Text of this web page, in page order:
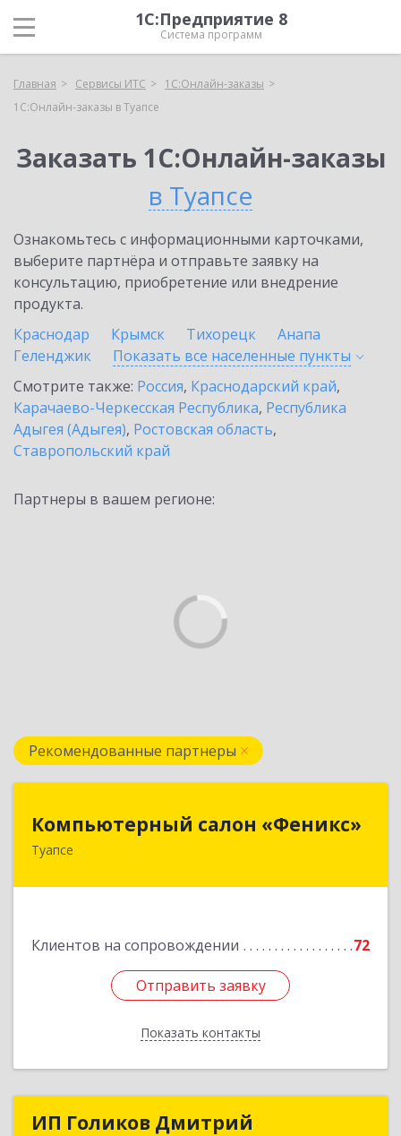
1С:Предприятие 8
Система программ
Главная Сервисы ИТС
1С:Онлайн-заказы
1С:Онлайн-заказы в Туапсе
Заказать 1С:Онлайн-заказы
в Туапсе
Ознакомьтесь с информационными карточками,
выберите партнёра и отправьте заявку на
консультацию, приобретение или внедрение
продукта.
Краснодар
Крымск Тихорецк
Анапа
Геленджик
Показать все населенные пункты
Смотрите также: Россия, Краснодарский край,
Карачаево-Черкесская Республика, Республика
Адыгея (Адыгея), Ростовская область,
Ставропольский край
Партнеры в вашем регионе:
Рекомендованные партнеры
Компьютерный салон «Феникс»
Туапсе
Клиентов на сопровождении 72
Отправить заявку
Показать контакты
Компьютерный салон «Феникс»
352800, Краснодарский край, Туапсинский р-н,
Отправить заявку
Назад
ИП Голиков ДмитрийИП Голиков Дмитрий